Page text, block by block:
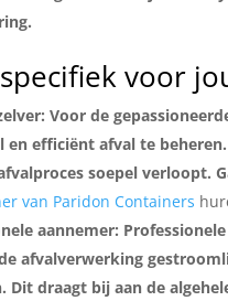
voor
Voor de
en efficiënt afval te
soepel verloopt.
van Paridon Containers
aannemer:
afvalverwerking
Dit draagt bij aan de